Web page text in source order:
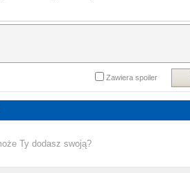
Zawiera spoiler
Ty dodasz swoją?